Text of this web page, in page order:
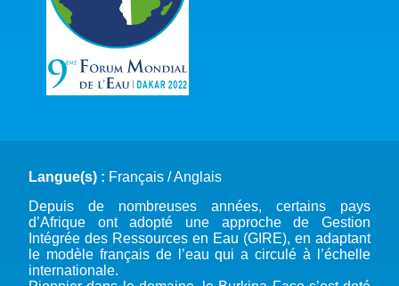
Langue(s) : Français / Anglais
Depuis de nombreuses années, certains pays
d’Afrique ont adopté une approche de Gestion
Intégrée des Ressources en Eau (GIRE), en adaptant
le modèle français de l’eau qui a circulé à l’échelle
internationale.